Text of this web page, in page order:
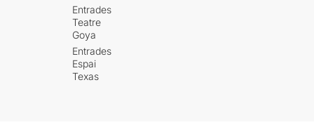
Entrades
Teatre
Goya
Entrades
Espai
Texas